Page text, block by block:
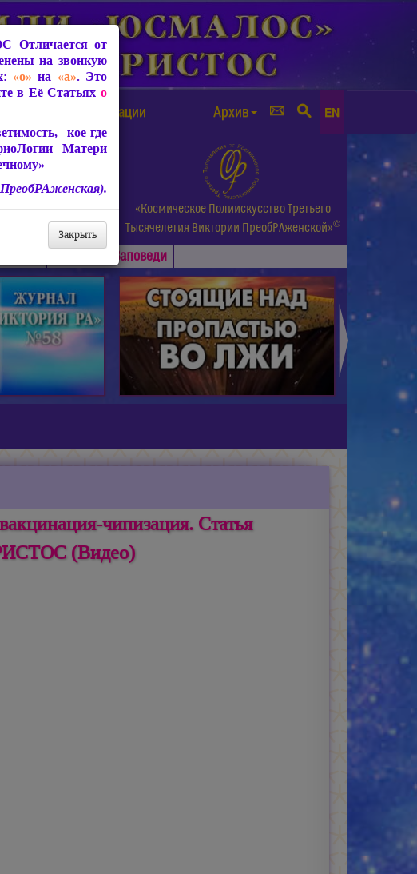
Защита от чипизации Архив EN
Мира.
Аудио и др.
«Космическое Полиискусство Третьего
Тысячелетия Виктории ПреобРАженской»©
Заповеди ►
чипизация. Статья
(Видео)
Отличается от
на звонкую
«о» на «а». Это
в Её Статьях о
кое-где
Матери
Закрыть